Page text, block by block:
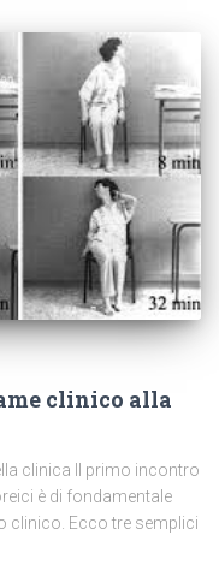
clinico alla
clinica Il primo incontro
è di fondamentale
clinico. Ecco tre semplici